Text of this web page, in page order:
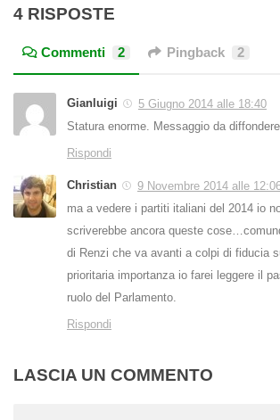
4 RISPOSTE
Commenti 2 Pingback 2
Gianluigi
5 Giugno 2014 alle 18:40
Statura enorme. Messaggio da
Rispondi
Christian
9 Novembre 2014 alle
ma a vedere i partiti italiani del 2014 io
scriverebbe ancora queste
di Renzi che va avanti a colpi di fiducia
prioritaria importanza io farei leggere il
ruolo del Parlamento.
Rispondi
LASCIA UN COMMENTO